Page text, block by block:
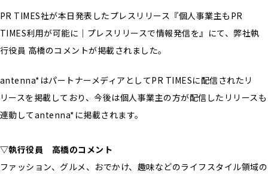
PR TIMES社が本日発表したプレスリリース『個人事業主もPR
TIMES利用が可能に｜プレスリリースで情報発信を』にて、弊社執
行役員 高橋のコメントが掲載されました。
antenna*はパートナーメディアとしてPR TIMESに配信されたリ
リースを掲載しており、今後は個人事業主の方が配信したリリースも
連動してantenna*に掲載されます。
▽執行役員 高橋のコメント
ファッション、グルメ、おでかけ、趣味などのライフスタイル領域の